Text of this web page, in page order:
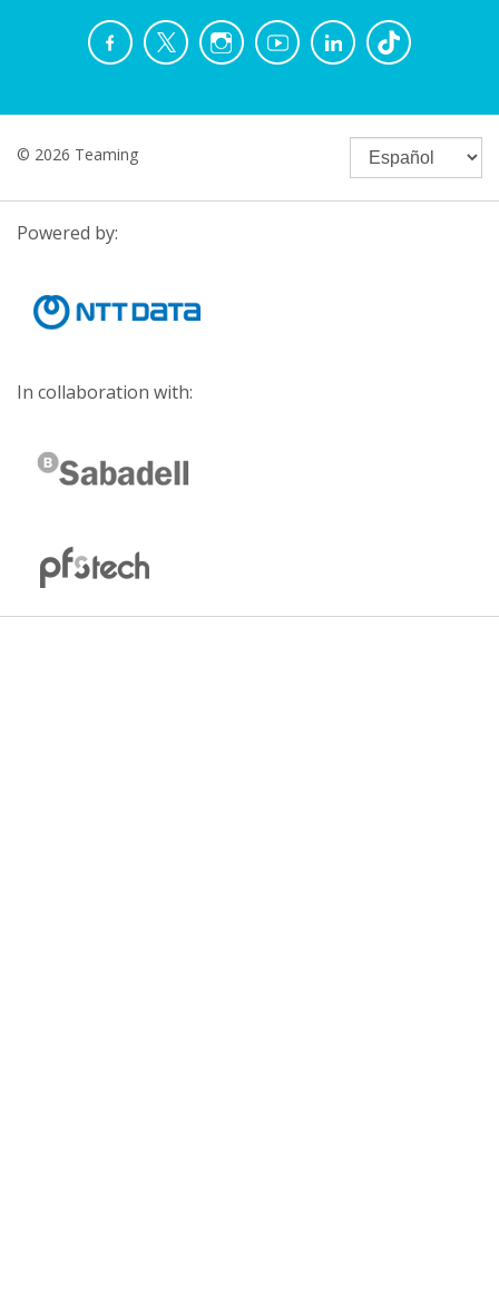
© 2026 Teaming
Powered by:
In collaboration with: